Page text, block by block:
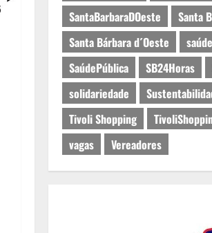
SantaBarbaraDOeste
Santa
Santa Bárbara d´Oeste
saúde
SaúdePública
SB24Horas
solidariedade
Tivoli Shopping
vagas
Vereadores